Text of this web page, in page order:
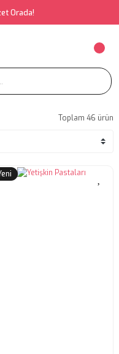
Orada!
Toplam 46 ürün